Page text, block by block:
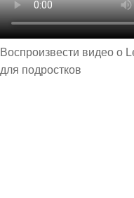
Воспроизвести видео о
для подростков